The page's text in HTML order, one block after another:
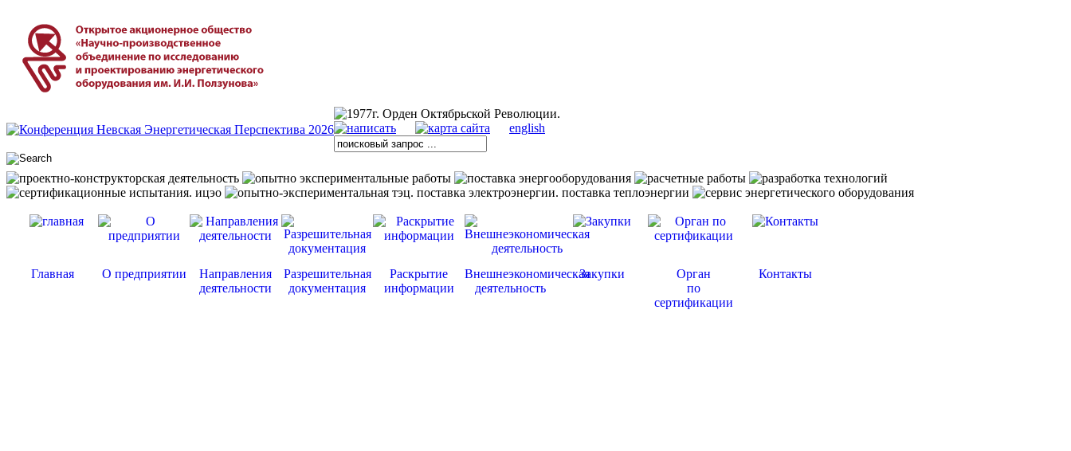
english
Главная О предприятии
Направления
деятельности
Разрешительная
документация
Раскрытие
информации
Внешнеэкономическая
деятельность
Закупки
Орган
по
сертификации
Контакты